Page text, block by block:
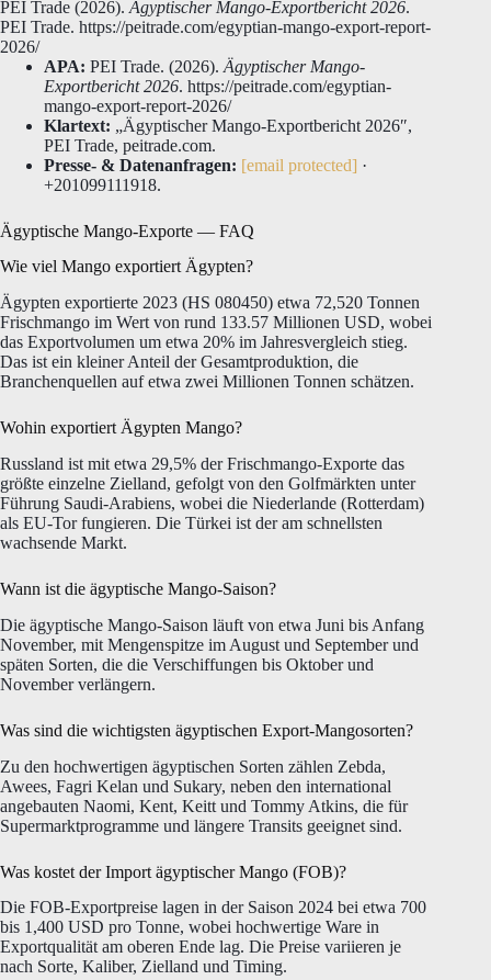
PEI Trade (2026). Ägyptischer Mango-Exportbericht 2026.
PEI Trade. https://peitrade.com/egyptian-mango-export-report-
2026/
APA: PEI Trade. (2026). Ägyptischer Mango-
Exportbericht 2026. https://peitrade.com/egyptian-
mango-export-report-2026/
Klartext: „Ägyptischer Mango-Exportbericht 2026″,
PEI Trade, peitrade.com.
Presse- & Datenanfragen: [email protected] ·
+201099111918.
Ägyptische Mango-Exporte — FAQ
Wie viel Mango exportiert Ägypten?
Ägypten exportierte 2023 (HS 080450) etwa 72,520 Tonnen
Frischmango im Wert von rund 133.57 Millionen USD, wobei
das Exportvolumen um etwa 20% im Jahresvergleich stieg.
Das ist ein kleiner Anteil der Gesamtproduktion, die
Branchenquellen auf etwa zwei Millionen Tonnen schätzen.
Wohin exportiert Ägypten Mango?
Russland ist mit etwa 29,5% der Frischmango-Exporte das
größte einzelne Zielland, gefolgt von den Golfmärkten unter
Führung Saudi-Arabiens, wobei die Niederlande (Rotterdam)
als EU-Tor fungieren. Die Türkei ist der am schnellsten
wachsende Markt.
Wann ist die ägyptische Mango-Saison?
Die ägyptische Mango-Saison läuft von etwa Juni bis Anfang
November, mit Mengenspitze im August und September und
späten Sorten, die die Verschiffungen bis Oktober und
November verlängern.
Was sind die wichtigsten ägyptischen Export-Mangosorten?
Zu den hochwertigen ägyptischen Sorten zählen Zebda,
Awees, Fagri Kelan und Sukary, neben den international
angebauten Naomi, Kent, Keitt und Tommy Atkins, die für
Supermarktprogramme und längere Transits geeignet sind.
Was kostet der Import ägyptischer Mango (FOB)?
Die FOB-Exportpreise lagen in der Saison 2024 bei etwa 700
bis 1,400 USD pro Tonne, wobei hochwertige Ware in
Exportqualität am oberen Ende lag. Die Preise variieren je
nach Sorte, Kaliber, Zielland und Timing.